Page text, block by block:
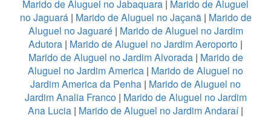
Marido de Aluguel no Jabaquara | Marido de Aluguel
no Jaguará| Marido de Aluguel no Jaçanã| Marido de
Aluguel no Jaguaré| Marido de Aluguel no Jardim
Adutora | Marido de Aluguel no Jardim Aeroporto |
Marido de Aluguel no Jardim Alvorada| Marido de
Aluguel no Jardim America | Marido de Aluguel no
Jardim America da Penha | Marido de Aluguel no
Jardim Analia Franco| Marido de Aluguel no Jardim
Ana Lucia | Marido de Aluguel no Jardim Andaraí|